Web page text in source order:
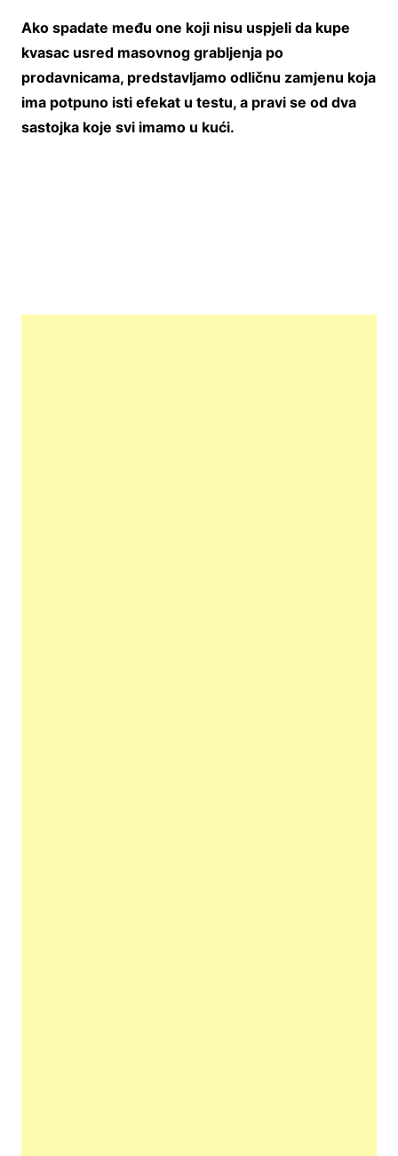
Ako spadate među one koji nisu uspjeli da kupe
kvasac usred masovnog grabljenja po
prodavnicama, predstavljamo odličnu zamjenu koja
ima potpuno isti efekat u testu, a pravi se od dva
sastojka koje svi imamo u kući.